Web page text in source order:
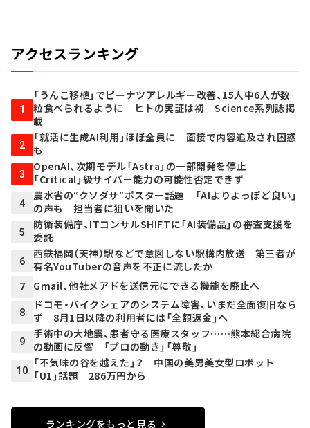
アクセスランキング
1
「うんこ移植」でピーナツアレルギー改善、15人中6人が数
粒食べられるように ヒトの実証は初 Science系列誌掲
載
2
「就活に生成AI利用」ほぼ全員に 面接で内容追及され困惑
も
3
OpenAI、次期モデル「Astra」の一部開発を停止
「Critical」級サイバー能力の可能性否定できず
4
農水省の“クソダサ”ポスター話題 「AIよりよっぽど良い」
の声も 担当者に狙いを聞いた
5
防衛装備庁、ITコンサルSHIFTに「AI装備品」の審査支援を
委託
6
西鉄福岡（天神）駅などで意図しない駅構内放送 第三者が
有名YouTuberの音声を不正に流したか
7 Gmail、他社メアドを送信元にできる機能を廃止へ
8
ドコモ・バイクシェアのシステム障害、いまだ全面復旧なら
ず 8月1日以降の利用者には「全額返金」へ
9
手術中の大地震、患者守る医療スタッフ……熊本総合病院
の動画に反響 「プロの動き」「尊敬」
10
「不気味の谷を越えた」？ 中国の美男美女型ロボット
「U1」話題 286万円から
ランキングをもっと見る